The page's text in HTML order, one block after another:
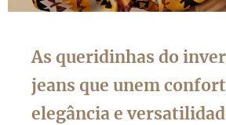
As queridinhas do
jeans que unem
elegância e